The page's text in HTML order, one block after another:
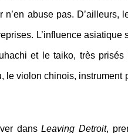
abuse pas.
L’influence
et le taiko, très
le violon chinois,
dansLeaving Detroit,